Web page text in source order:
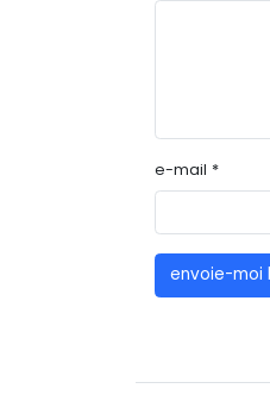
e-mail *
envoie-moi